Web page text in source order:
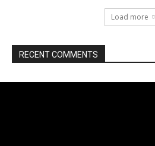
Load more
RECENT COMMENTS